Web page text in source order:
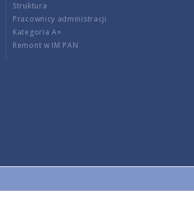
Struktura
Pracownicy administracji
Kategoria A+
Remont w IM PAN